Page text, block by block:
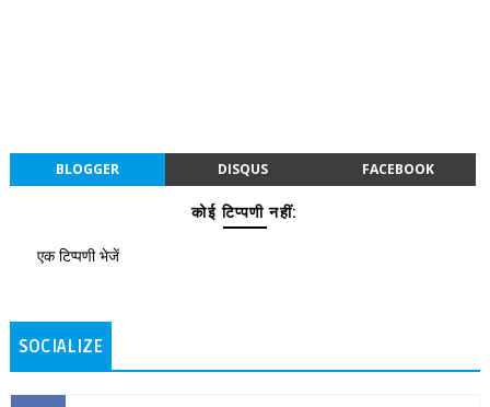
BLOGGER DISQUS FACEBOOK
कोई टिप्पणी नहीं:
एक टिप्पणी भेजें
SOCIALIZE